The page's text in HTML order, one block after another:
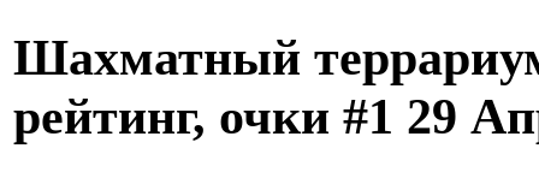
Шахматный
рейтинг, очки #1 29